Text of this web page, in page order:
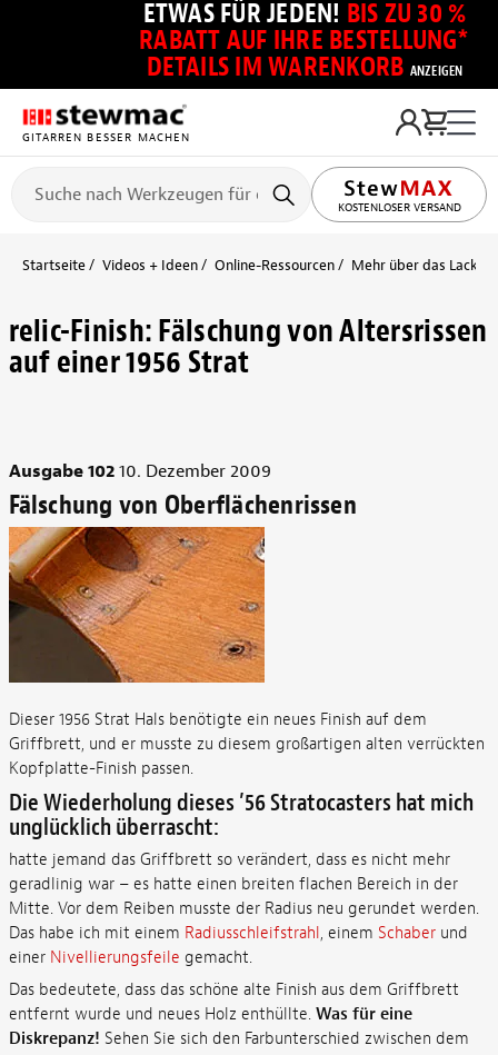
ETWAS FÜR JEDEN! BIS ZU 30 %
RABATT AUF IHRE BESTELLUNG*
DETAILS IM WARENKORB ANZEIGEN
GITARREN BESSER MACHEN
KOSTENLOSER VERSAND
Startseite Videos + Ideen Online-Ressourcen Mehr über das
relic-Finish: Fälschung von Altersrissen
auf einer 1956 Strat
Ausgabe 10210. Dezember 2009
Fälschung von Oberflächenrissen
Dieser 1956 Strat Hals benötigte ein neues Finish auf dem
Griffbrett, und er musste zu diesem großartigen alten verrückten
Kopfplatte-Finish passen.
Die Wiederholung dieses ’56 Stratocasters hat mich
unglücklich überrascht:
hatte jemand das Griffbrett so verändert, dass es nicht mehr
geradlinig war – es hatte einen breiten flachen Bereich in der
Mitte. Vor dem Reiben musste der Radius neu gerundet werden.
Das habe ich mit einem Radiusschleifstrahl, einem Schaberund
einer Nivellierungsfeile gemacht.
Das bedeutete, dass das schöne alte Finish aus dem Griffbrett
entfernt wurde und neues Holz enthüllte. Was für eine
Diskrepanz! Sehen Sie sich den Farbunterschied zwischen dem